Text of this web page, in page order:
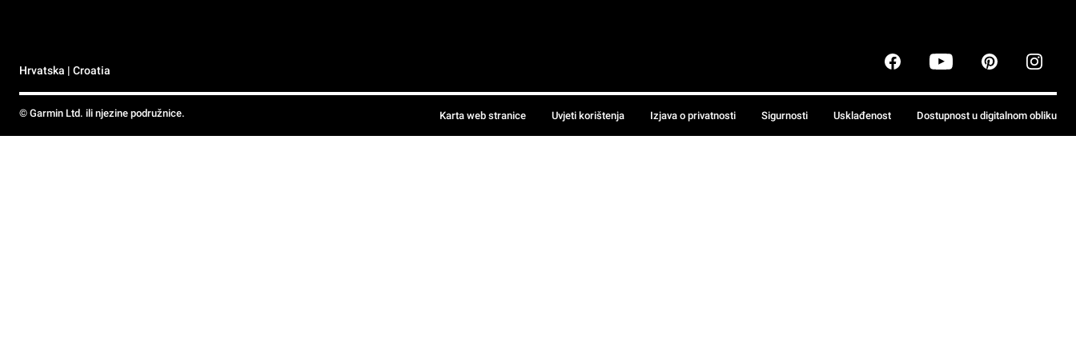
Hrvatska | Croatia
© Garmin Ltd. ili njezine podružnice. Karta web stranice Uvjeti korištenja Izjava o privatnosti Sigurnosti Usklađenost Dostupnost u digitalnom obliku